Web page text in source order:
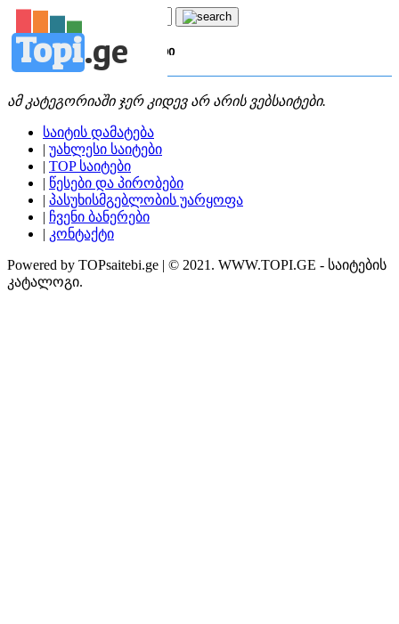
Topi.ge
კატეგორია: ფ ფინანსები
ამ კატეგორიაში ჯერ კიდევ არ არის ვებსაიტები.
საიტის დამატება
| უახლესი საიტები
| TOP საიტები
| წესები და პირობები
| პასუხისმგებლობის უარყოფა
| ჩვენი ბანერები
| კონტაქტი
Powered by TOPsaitebi.ge | © 2021. WWW.TOPI.GE - საიტების
კატალოგი.